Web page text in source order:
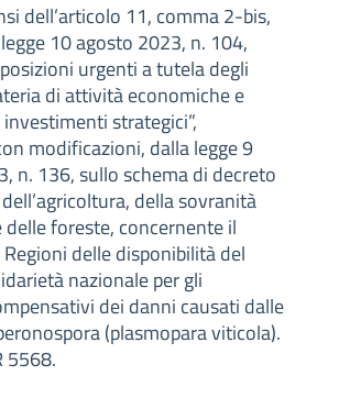
dell’articolo 11, comma 2-bis,
10 agosto 2023, n. 104,
urgenti a tutela degli
di attività economiche e
strategici”,
modificazioni, dalla legge 9
n. 136, sullo schema di decreto
della sovranità
foreste, concernente il
delle disponibilità del
nazionale per gli
dei danni causati dalle
(plasmopara viticola).
5568.